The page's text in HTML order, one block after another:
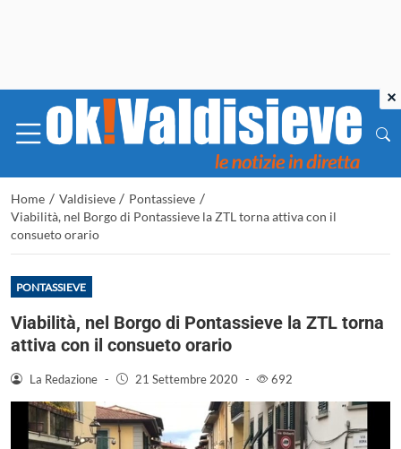
Home / Valdisieve / Pontassieve /
Viabilità, nel Borgo di Pontassieve la ZTL torna attiva con il
consueto orario
PONTASSIEVE
Viabilità, nel Borgo di Pontassieve la ZTL torna
attiva con il consueto orario
La Redazione - 21 Settembre 2020 - 692
×